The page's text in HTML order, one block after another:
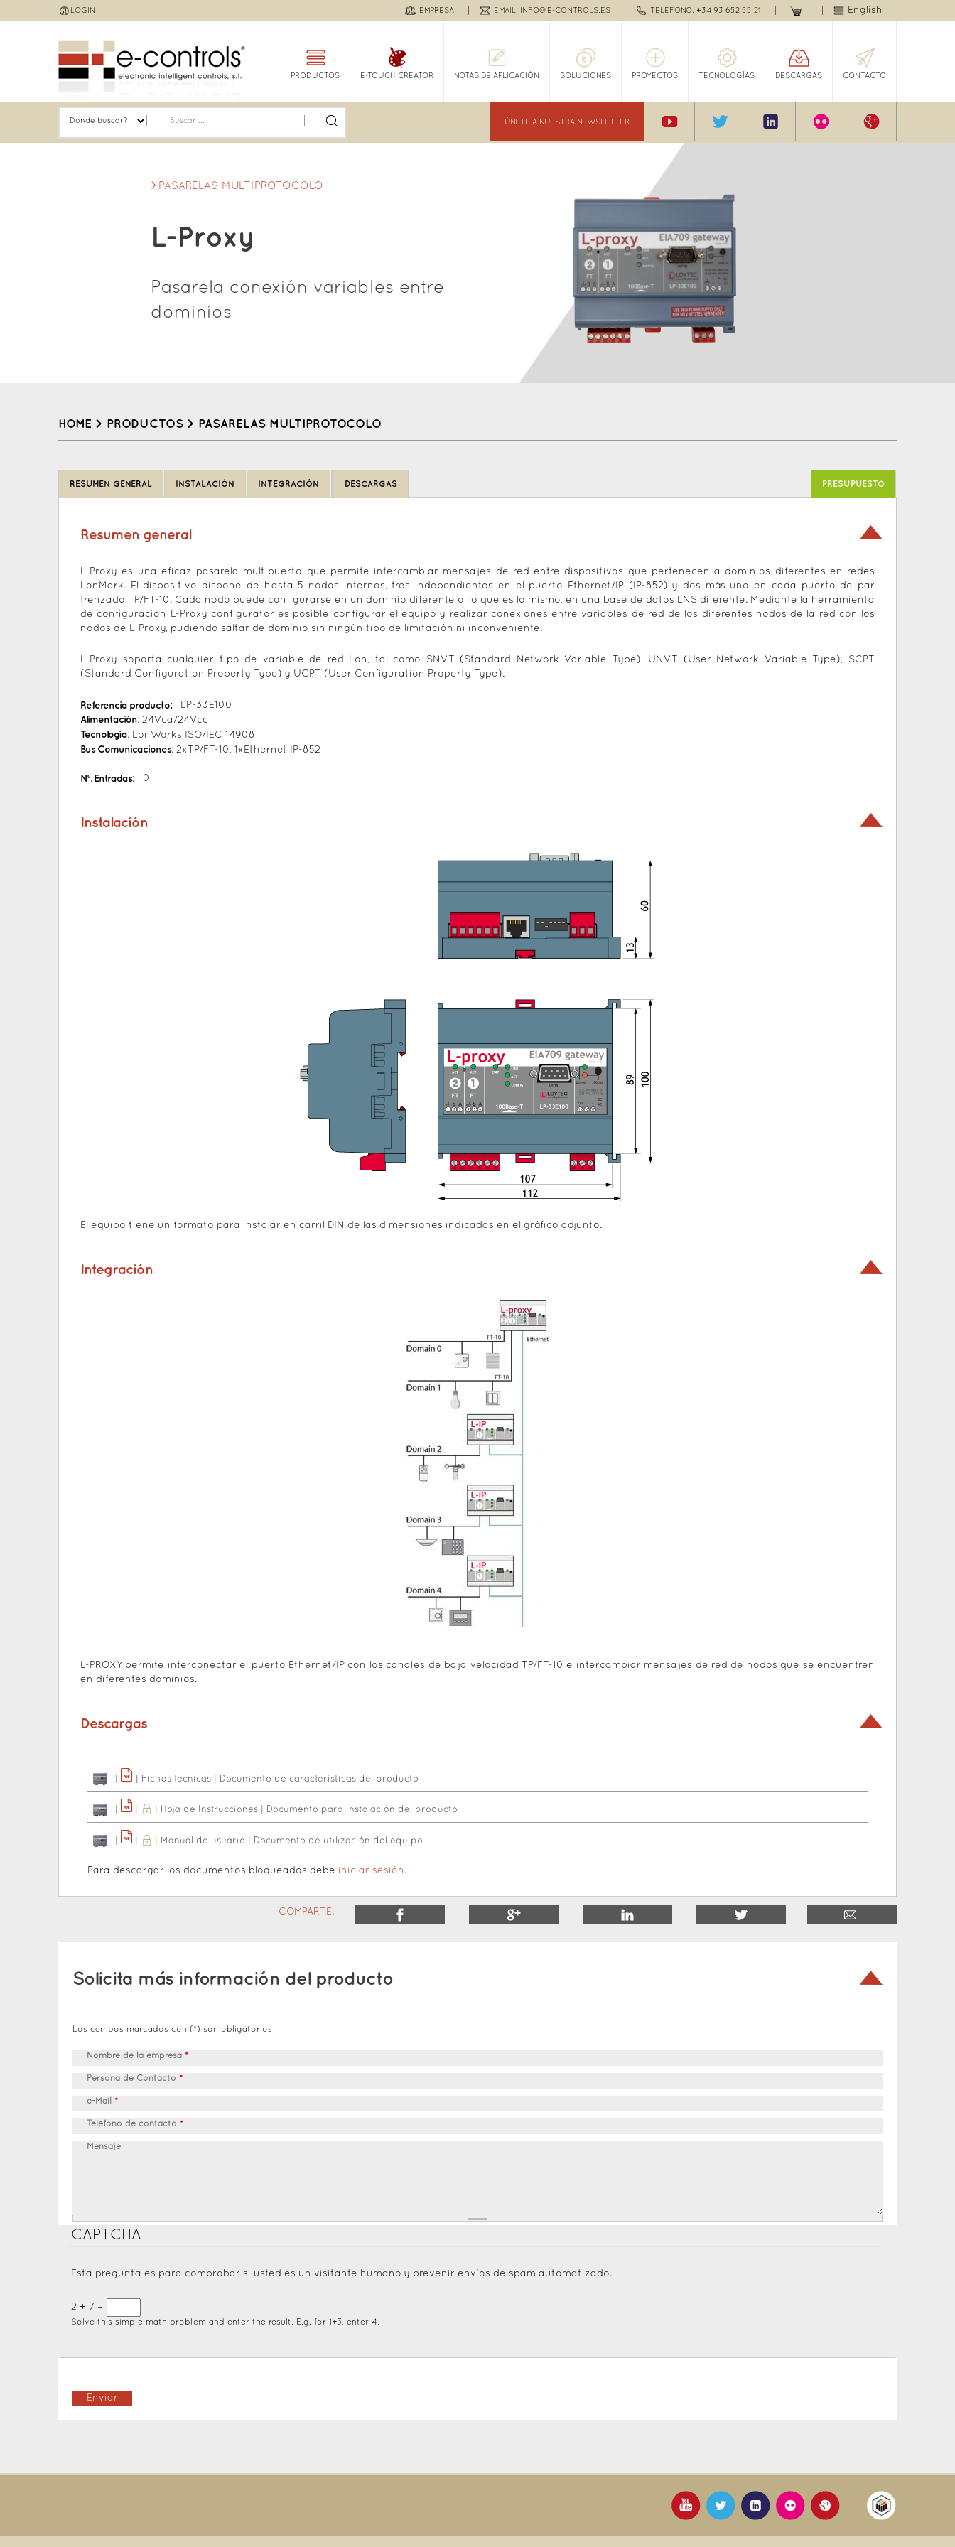
to
LOGIN English
EMPRESA EMAIL: INFO@E-CONTROLS.ES TELEFONO: +34 93 652 55 21
PRODUCTOS E-TOUCH CREATOR NOTAS DE APLICACIÓN SOLUCIONES PROYECTOS TECNOLOGÍAS DESCARGAS CONTACTO
ÚNETE A NUESTRA NEWSLETTER
PASARELAS MULTIPROTOCOLO
L-Proxy
Pasarela conexión variables entre
dominios
HOME > PRODUCTOS > PASARELAS MULTIPROTOCOLO
top
RESUMEN GENERAL INSTALACIÓN INTEGRACIÓN DESCARGAS PRESUPUESTO
Resumen general
L-Proxy es una eficaz pasarela multipuerto que permite intercambiar mensajes de red entre dispositivos que pertenecen a dominios diferentes en redes
LonMark. El dispositivo dispone de hasta 5 nodos internos, tres independientes en el puerto Ethernet/IP (IP-852) y dos más uno en cada puerto de par
trenzado TP/FT-10. Cada nodo puede configurarse en un dominio diferente o, lo que es lo mismo, en una base de datos LNS diferente. Mediante la herramienta
de configuración L-Proxy configurator es posible configurar el equipo y realizar conexiones entre variables de red de los diferentes nodos de la red con los
nodos de L-Proxy, pudiendo saltar de dominio sin ningún tipo de limitación ni inconveniente.
L-Proxy soporta cualquier tipo de variable de red Lon, tal como SNVT (Standard Network Variable Type), UNVT (User Network Variable Type), SCPT
(Standard Configuration Property Type) y UCPT (User Configuration Property Type).
Referencia producto:
LP-33E100
Alimentación: 24Vca/24Vcc
Tecnología: LonWorks ISO/IEC 14908
Bus Comunicaciones: 2xTP/FT-10, 1xEthernet IP-852
Nº. Entradas: 0
Instalación
El equipo tiene un formato para instalar en carril DIN de las dimensiones indicadas en el gráfico adjunto.
Integración
L-PROXY permite interconectar el puerto Ethernet/IP con los canales de baja velocidad TP/FT-10 e intercambiar mensajes de red de nodos que se encuentren
en diferentes dominios.
Descargas
Fichas tecnicas Documento de características del producto
Hoja de Instrucciones Documento para instalación del producto
Manual de usuario Documento de utilización del equipo
Para descargar los documentos bloqueados debe iniciar sesión .
COMPARTE:
Solicita más información del producto
Los campos marcados con (*) son obligatorios
Nombre de la empresa *
Persona de Contacto *
e-Mail *
Teléfono de contacto *
Mensaje
CAPTCHA
Esta pregunta es para comprobar si usted es un visitante humano y prevenir envíos de spam automatizado.
2 + 7 =
Solve this simple math problem and enter the result. E.g. for 1+3, enter 4.